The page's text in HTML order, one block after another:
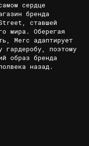
сердце
бренда
ставшей
мира. Оберегая
Merc адаптирует
гардеробу, поэтому
образ бренда
назад.